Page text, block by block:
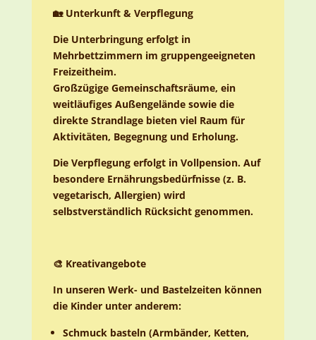
🏡 Unterkunft & Verpflegung
Die Unterbringung erfolgt in
Mehrbettzimmern im gruppengeeigneten
Freizeitheim.
Großzügige Gemeinschaftsräume, ein
weitläufiges Außengelände sowie die
direkte Strandlage bieten viel Raum für
Aktivitäten, Begegnung und Erholung.
Die Verpflegung erfolgt in Vollpension. Auf
besondere Ernährungsbedürfnisse (z. B.
vegetarisch, Allergien) wird
selbstverständlich Rücksicht genommen.
🎨 Kreativangebote
In unseren Werk- und Bastelzeiten können
die Kinder unter anderem:
Schmuck basteln (Armbänder, Ketten,